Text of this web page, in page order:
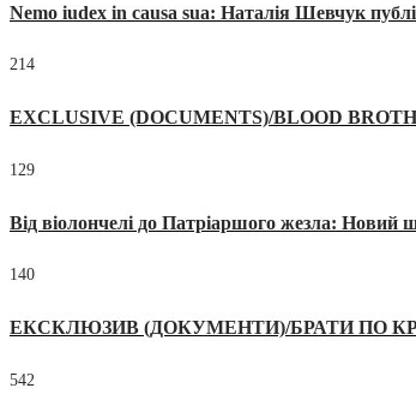
Nemo iudex in causa sua: Наталія Шевчук
214
EXCLUSIVE (DOCUMENTS)/BLOOD
129
Від віолончелі до Патріаршого жезла:
140
ЕКСКЛЮЗИВ (ДОКУМЕНТИ)/БРАТИ ПО
542